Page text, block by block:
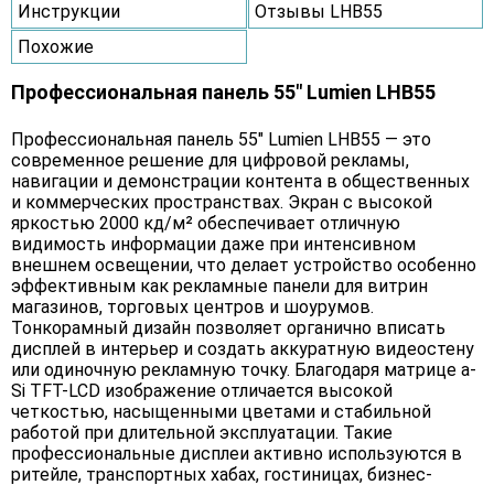
Инструкции
Отзывы LHB55
Похожие
Профессиональная панель 55" Lumien LHB55
Профессиональная панель 55" Lumien LHB55 — это
современное решение для цифровой рекламы,
навигации и демонстрации контента в общественных
и коммерческих пространствах. Экран с высокой
яркостью 2000 кд/м² обеспечивает отличную
видимость информации даже при интенсивном
внешнем освещении, что делает устройство особенно
эффективным как рекламные панели для витрин
магазинов, торговых центров и шоурумов.
Тонкорамный дизайн позволяет органично вписать
дисплей в интерьер и создать аккуратную видеостену
или одиночную рекламную точку. Благодаря матрице a-
Si TFT-LCD изображение отличается высокой
четкостью, насыщенными цветами и стабильной
работой при длительной эксплуатации. Такие
профессиональные дисплеи активно используются в
ритейле, транспортных хабах, гостиницах, бизнес-